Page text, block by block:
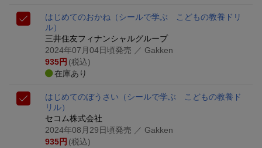
はじめてのおかね （シールで学ぶ こどもの教養ドリ
ル）
三井住友フィナンシャルグループ
2024年07月04日頃発売 ／ Gakken
935円 (税込)
在庫あり
はじめてのぼうさい （シールで学ぶ こどもの教養ド
リル）
セコム株式会社
2024年08月29日頃発売 ／ Gakken
935円 (税込)